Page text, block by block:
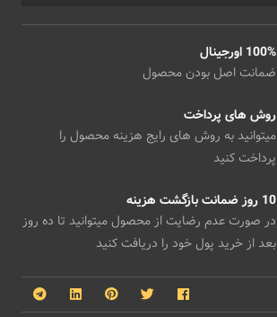
100% اورجینال
ضمانت اصل بودن محصول
روش های پرداخت
میتوانید به روش های رایج هزینه محصول را
پرداخت کنید
10 روز ضمانت بازگشت هزینه
در صورت عدم رضایت از محصول میتوانید تا ده روز
بعد از خرید پول خود را دریافت کنید